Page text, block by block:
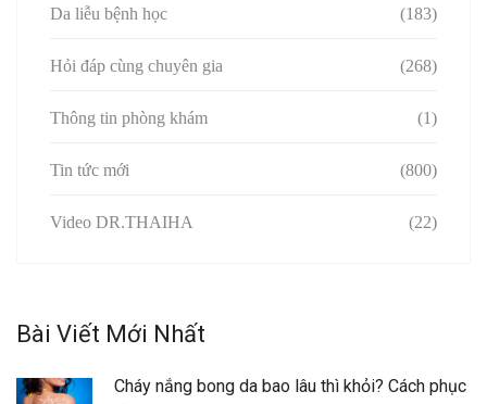
Da liễu bệnh học (183)
Hỏi đáp cùng chuyên gia (268)
Thông tin phòng khám (1)
Tin tức mới (800)
Video DR.THAIHA (22)
Bài Viết Mới Nhất
Cháy nắng bong da bao lâu thì khỏi? Cách phục